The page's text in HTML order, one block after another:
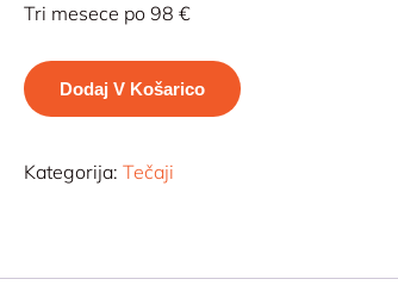
Tri mesece po 98 €
Dodaj V Košarico
Kategorija: Tečaji